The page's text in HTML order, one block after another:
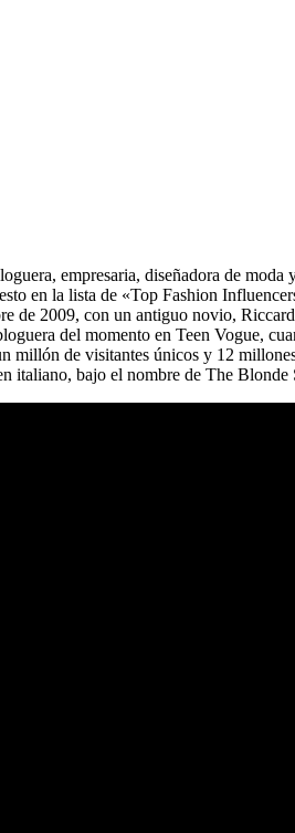
empresaria, diseñadora de
en la lista de «Top Fashion
de 2009, con un antiguo novio,
del momento en Teen Vogue,
de visitantes únicos y 12
italiano, bajo el nombre de The Blonde